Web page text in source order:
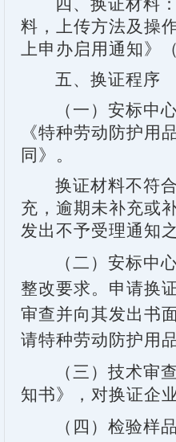
四、换证材料
料，上传方法及操
上申办启用通知》
五、换证程序
（一）安标中
《特种劳动防护用
同》 。
换证材料不符
充，逾期未补充或
发出不予受理通知
（二）安标中
整改要求。申请换
审查并向其发出书
请特种劳动防护用
（三）技术审
知书》，对换证企
（四）检验样